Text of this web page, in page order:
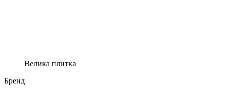
Велика плитка
Бренд